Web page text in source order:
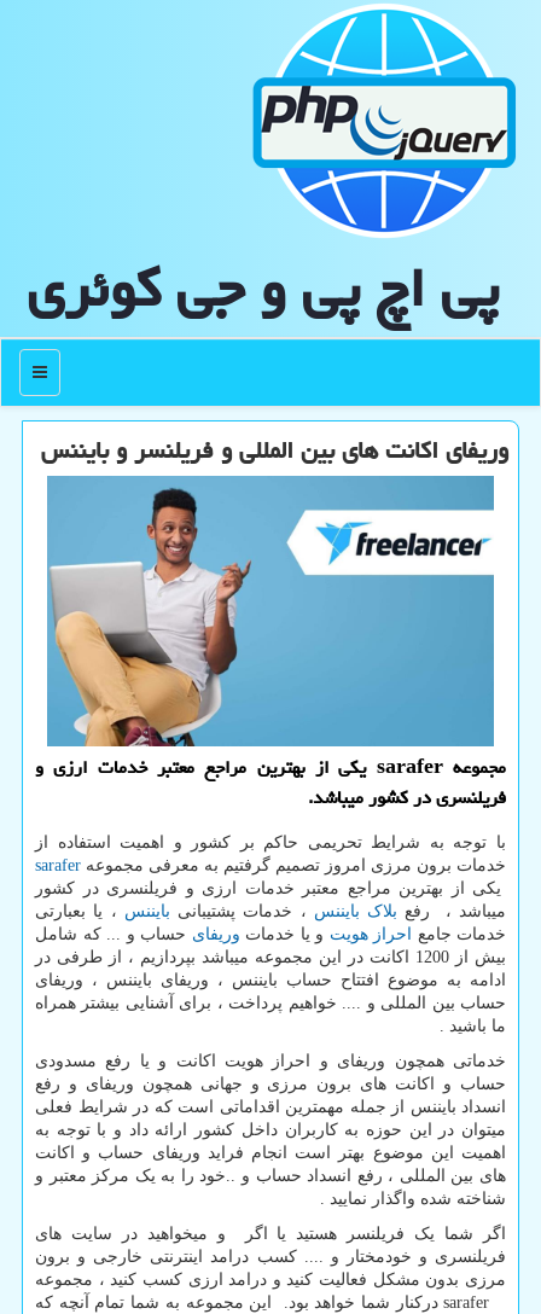
پی اچ پی و جی كوئری
منو
وریفای اكانت های بین المللی و فریلنسر و بایننس
مجموعه sarafer یكی از بهترین مراجع معتبر خدمات ارزی و
فریلنسری در كشور میباشد.
با توجه به شرایط تحریمی حاکم بر کشور و اهمیت استفاده از
خدمات برون مرزی امروز تصمیم گرفتیم به معرفی مجموعه sarafer
یکی از بهترین مراجع معتبر خدمات ارزی و فریلنسری در کشور
میباشد ، رفع بلاک بایننس ، خدمات پشتیبانی بایننس ، یا بعبارتی
خدمات جامع
احراز هویت و یا خدمات وریفای حساب و ... که شامل
بیش از 1200 اکانت در این مجموعه میباشد بپردازیم ، از طرفی در
ادامه به موضوع افتتاح حساب بایننس ، وریفای بایننس ، وریفای
حساب بین المللی و .... خواهیم پرداخت ، برای آشنایی بیشتر همراه
ما باشید .
خدماتی همچون وریفای و احراز هویت اکانت و یا رفع مسدودی
حساب و اکانت های برون مرزی و جهانی همچون وریفای و رفع
انسداد بایننس از جمله مهمترین اقداماتی است که در شرایط فعلی
میتوان در این حوزه به کاربران داخل کشور ارائه داد و با توجه به
اهمیت این موضوع بهتر است انجام فراید وریفای حساب و اکانت
های بین المللی ، رفع انسداد حساب و ..خود را به یک مرکز معتبر و
شناخته شده واگذار نمایید .
اگر شما یک فریلنسر هستید یا اگر و میخواهید در سایت های
فریلنسری و خودمختار و .... کسب درامد اینترنتی خارجی و برون
مرزی بدون مشکل فعالیت کنید و درامد ارزی کسب کنید ، مجموعه
sarafer درکنار شما خواهد بود. این مجموعه به شما تمام آنچه که